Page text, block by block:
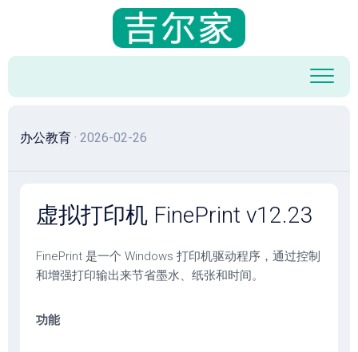
容
办公教育 · 2026-02-26
虚拟打印机 FinePrint v12.23
FinePrint 是一个 Windows 打印机驱动程序，通过控制
和增强打印输出来节省墨水、纸张和时间。
功能